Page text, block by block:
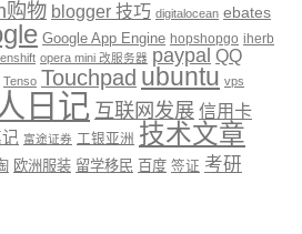
购物 blogger 技巧 digitalocean ebates
Google App Engine hopshopgo iherb
opera mini 改服务器 paypal QQ
Tenso Touchpad ubuntu vps
日记 互联网发展 信用卡
富途证券 工银亚洲 技术文章
欧洲服装 留学移民 百度 签证 考研